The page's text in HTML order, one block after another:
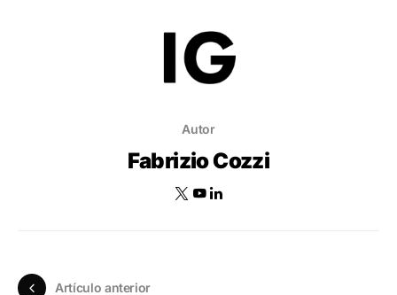
Autor
Fabrizio Cozzi
Artículo anterior